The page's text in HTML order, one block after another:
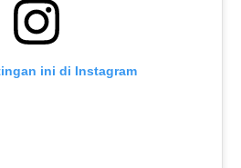
ini di Instagram